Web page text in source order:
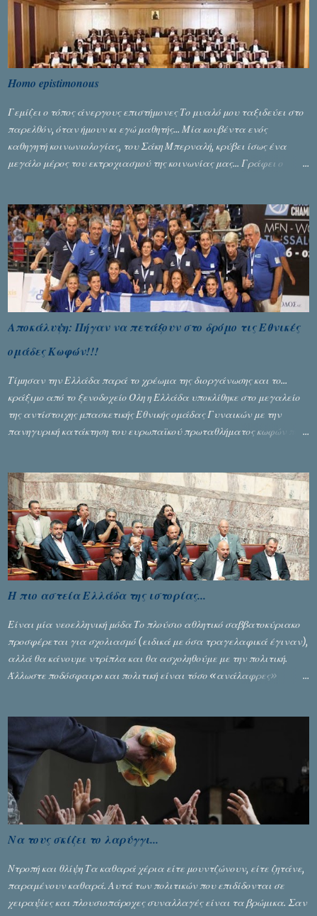
Homo epistimonous
Γεμίζει ο τόπος άνεργους επιστήμονες Το μυαλό μου ταξιδεύει στο
παρελθόν, όταν ήμουν κι εγώ μαθητής... Μία κουβέντα ενός
καθηγητή κοινωνιολογίας, του Σάκη Μπερναλή, κρύβει ίσως ένα
μεγάλο μέρος του εκτροχιασμού της κοινωνίας μας... Γράφει ο
Αποκάλυψη: Πήγαν να πετάξουν στο δρόμο τις Εθνικές
ομάδες Κωφών!!!
Τίμησαν την Ελλάδα παρά το χρέωμα της διοργάνωσης και το...
κράξιμο από το ξενοδοχείο Όλη η Ελλάδα υποκλίθηκε στο μεγαλείο
της αντίστοιχης μπασκετικής Εθνικής ομάδας Γυναικών με την
πανηγυρική κατάκτηση του ευρωπαϊκού πρωταθλήματος κωφών που
Ζέρβα με την πορεία τους που ολοκληρώθηκε με τη νίκη τους στον
τελικό επί της Λιθουανίας, υπάρχουν και τα δυσάρεστα. Τα πολύ
δυσάρεστα...
Η πιο αστεία Ελλάδα της ιστορίας...
Είναι μία νεοελληνική μόδα Το πλούσιο αθλητικό σαββατοκύριακο
προσφέρεται για σχολιασμό (ειδικά με όσα τραγελαφικά έγιναν),
αλλά θα κάνουμε ντρίπλα και θα ασχοληθούμε με την πολιτική.
Άλλωστε ποδόσφαιρο και πολιτική είναι τόσο «ανάλαφρες»
Να τους σκίζει το λαρύγγι...
Ντροπή και θλίψη Τα καθαρά χέρια είτε μουντζώνουν, είτε ζητάνε,
παραμένουν καθαρά. Αυτά των πολιτικών που επιδίδονται σε
χειραψίες και πλουσιοπάροχες συναλλαγές είναι τα βρώμικα. Σαν